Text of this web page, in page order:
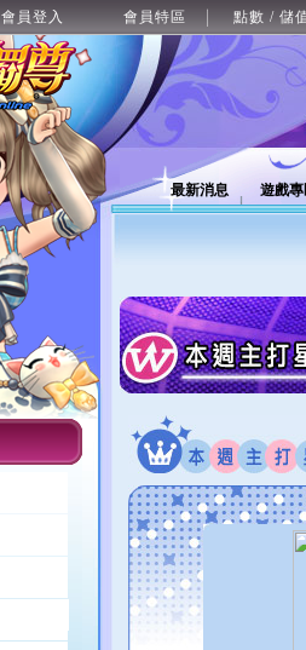
會員登入 會員特區 點數 / 儲
最新消息 遊戲